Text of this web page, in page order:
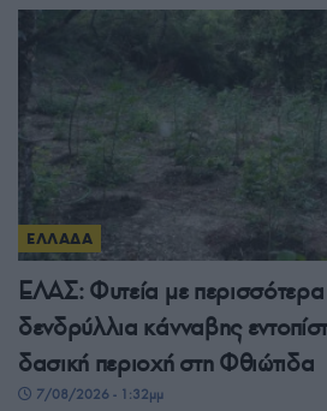
ΕΛΛΑΔΑ
ΕΛΑΣ: Φυτεία με
δενδρύλλια κάνναβης
δασική περιοχή στη Φθιώτιδα
7/08/2026 - 1:32μμ